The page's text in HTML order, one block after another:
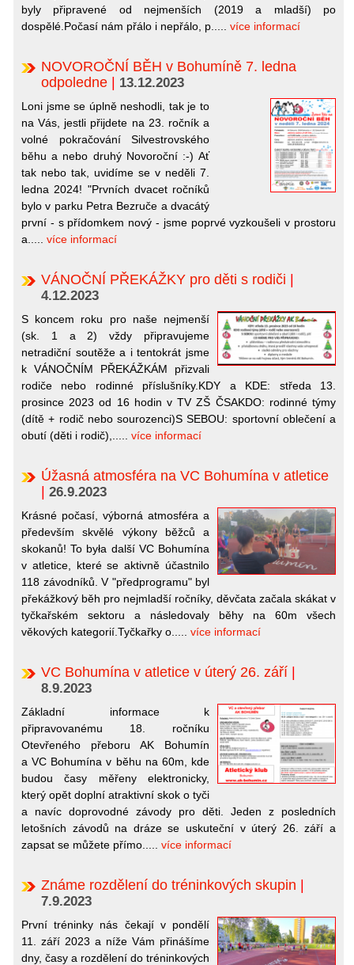
byly připravené od nejmenších (2019 a mladší) po
dospělé.Počasí nám přálo i nepřálo, p..... více informací
NOVOROČNÍ BĚH v Bohumíně 7. ledna
odpoledne
13.12.2023
Loni jsme se úplně neshodli, tak je to
na Vás, jestli přijdete na 23. ročník a
volné pokračování Silvestrovského
běhu a nebo druhý Novoroční :-) Ať
tak nebo tak, uvidíme se v neděli 7.
ledna 2024! "Prvních dvacet ročníků
bylo v parku Petra Bezruče a dvacátý
první - s přídomkem nový - jsme poprvé vyzkoušeli v prostoru
a..... více informací
VÁNOČNÍ PŘEKÁŽKY pro děti s rodiči
4.12.2023
S koncem roku pro naše nejmenší
(sk. 1 a 2) vždy připravujeme
netradiční soutěže a i tentokrát jsme
k VÁNOČNÍM PŘEKÁŽKÁM přizvali
rodiče nebo rodinné příslušníky.KDY a KDE: středa 13.
prosince 2023 od 16 hodin v TV ZŠ ČSAKDO: rodinné týmy
(dítě + rodič nebo sourozenci)S SEBOU: sportovní oblečení a
obutí (děti i rodič),..... více informací
Úžasná atmosféra na VC Bohumína v atletice
26.9.2023
Krásné počasí, výborná atmosféra a
především skvělé výkony běžců a
skokanů! To była další VC Bohumína
v atletice, které se aktivně účastnilo
118 závodníků. V "předprogramu" byl
překážkový běh pro nejmladší ročníky, děvčata začala skákat v
tyčkařském sektoru a následovaly běhy na 60m všech
věkových kategorií.Tyčkařky o..... více informací
VC Bohumína v atletice v úterý 26. září
8.9.2023
Základní informace k
připravovanému 18. ročníku
Otevřeného přeboru AK Bohumín
a VC Bohumína v běhu na 60m, kde
budou časy měřeny elektronicky,
který opět doplní atraktivní skok o tyči
a navíc doprovodné závody pro děti. Jeden z posledních
letošních závodů na dráze se uskuteční v úterý 26. září a
zapsat se můžete přímo..... více informací
Známe rozdělení do tréninkových skupin
7.9.2023
První tréninky nás čekají v pondělí
11. září 2023 a níže Vám přinášíme
dny, časy a rozdělení do tréninkových